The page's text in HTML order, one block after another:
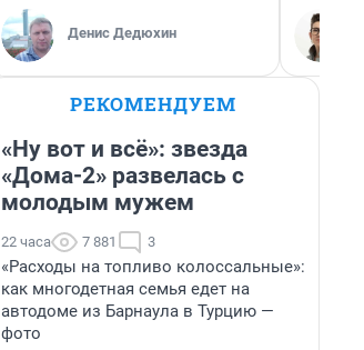
Денис Дедюхин
РЕКОМЕНДУЕМ
«Ну вот и всё»: звезда
«Дома-2» развелась с
молодым мужем
22 часа 7 881 3
«Расходы на топливо колоссальные»:
как многодетная семья едет на
автодоме из Барнаула в Турцию —
фото